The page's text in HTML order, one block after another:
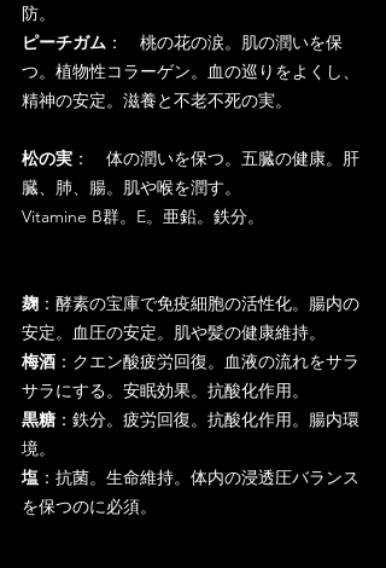
防。
ピーチガム ：　桃の花の涙。肌の潤いを保
つ。植物性コラーゲン。血の巡りをよくし、
精神の安定。滋養と不老不死の実。
松の実 ：　体の潤いを保つ。五臓の健康。肝
臓、肺、腸。肌や喉を潤す。
Vitamine B群。E。亜鉛。鉄分。
麹 ：酵素の宝庫で免疫細胞の活性化。腸内の
安定。血圧の安定。肌や髪の健康維持。
梅酒 ：クエン酸疲労回復。血液の流れをサラ
サラにする。安眠効果。抗酸化作用。
黒糖 ：鉄分。疲労回復。抗酸化作用。腸内環
境。
塩 ：抗菌。生命維持。体内の浸透圧バランス
を保つのに必須。